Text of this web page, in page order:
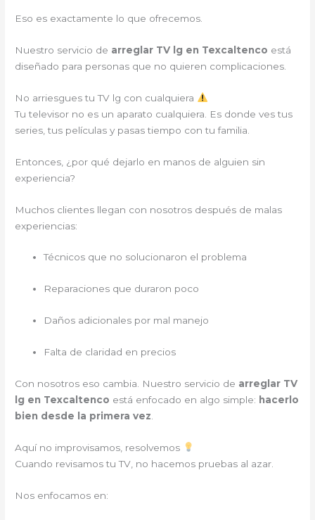
Eso es exactamente lo que ofrecemos.
Nuestro servicio de arreglar TV lg en Texcaltenco está
diseñado para personas que no quieren complicaciones.
No arriesgues tu TV lg con cualquiera
Tu televisor no es un aparato cualquiera. Es donde ves tus
series, tus películas y pasas tiempo con tu familia.
Entonces, ¿por qué dejarlo en manos de alguien sin
experiencia?
Muchos clientes llegan con nosotros después de malas
experiencias:
Técnicos que no solucionaron el problema
Reparaciones que duraron poco
Daños adicionales por mal manejo
Falta de claridad en precios
Con nosotros eso cambia. Nuestro servicio de arreglar TV
lg en Texcaltenco está enfocado en algo simple: hacerlo
bien desde la primera vez
Aquí no improvisamos, resolvemos
Cuando revisamos tu TV, no hacemos pruebas al azar.
Nos enfocamos en: